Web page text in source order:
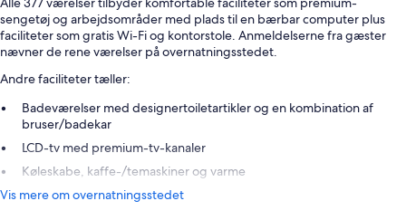
sengetøj og arbejdsområder med plads til en bærbar computer plus
faciliteter som gratis Wi-Fi og kontorstole. Anmeldelserne fra gæster
nævner de rene værelser på overnatningsstedet.
Andre faciliteter tæller:
Badeværelser med designertoiletartikler og en kombination af
bruser/badekar
LCD-tv med premium-tv-kanaler
Køleskabe, kaffe-/temaskiner og varme
Vis mere om overnatningsstedet